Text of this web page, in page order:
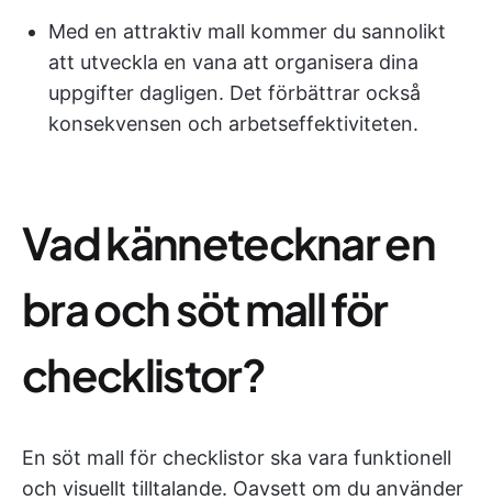
Med en attraktiv mall kommer du sannolikt
att utveckla en vana att organisera dina
uppgifter dagligen. Det förbättrar också
konsekvensen och arbetseffektiviteten.
Vad kännetecknar en
bra och söt mall för
checklistor?
En söt mall för checklistor ska vara funktionell
och visuellt tilltalande. Oavsett om du använder